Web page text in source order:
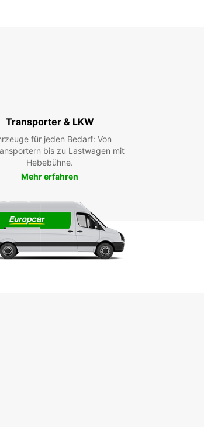
Ihren Mietwagen bei
genießen Sie Ihre Reise ohne
freuen uns darauf, Sie bei uns
Transporter & LKW
für jeden Bedarf: Von
bis zu Lastwagen mit
Hebebühne.
Mehr erfahren